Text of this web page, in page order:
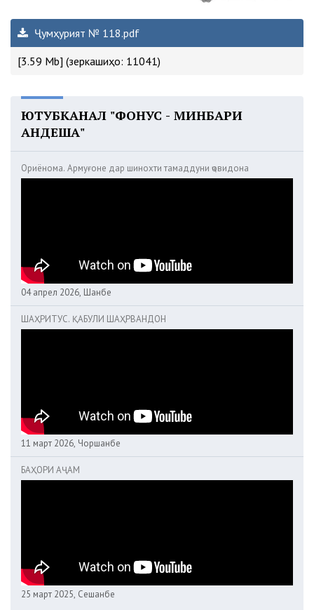
Ҷумҳурият № 118.pdf
[3.59 Mb] (зеркашиҳо: 11041)
ЮТУБКАНАЛ "ФОНУС - МИНБАРИ
АНДЕША"
Ориёнома. Армуғоне дар шинохти тамаддуни ҷовидона
04 апрел 2026, Шанбе
ШАҲРИТУС. ҚАБУЛИ ШАҲРВАНДОН
11 март 2026, Чоршанбе
БАҲОРИ АҶАМ
25 март 2025, Сешанбе